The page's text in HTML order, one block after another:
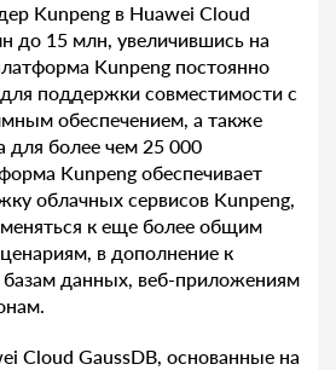
Kunpeng в Huawei Cloud
до 15 млн, увеличившись на
Kunpeng постоянно
поддержки совместимости с
обеспечением, а также
для более чем 25 000
Kunpeng обеспечивает
облачных сервисов Kunpeng,
к еще более общим
в дополнение к
данных, веб-приложениям
Cloud GaussDB, основанные на